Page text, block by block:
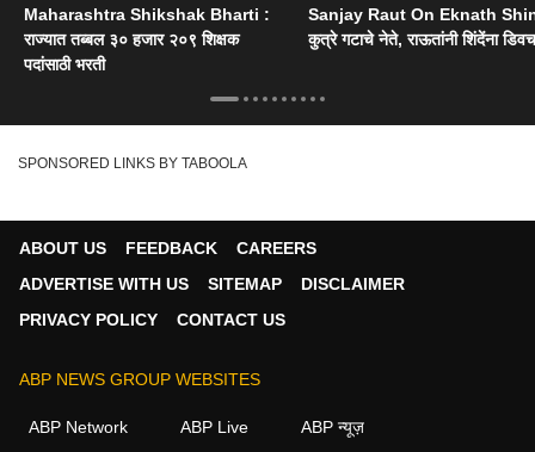
Maharashtra Shikshak Bharti :
राज्यात तब्बल ३० हजार २०९ शिक्षक
पदांसाठी भरती
Sanjay Raut On Eknath
कुत्रे गटाचे नेते, राऊतांनी शिंदेंना
SPONSORED LINKS BY TABOOLA
ABOUT US FEEDBACK
CAREERS
ADVERTISE WITH US
SITEMAP
DISCLAIMER
PRIVACY POLICY
CONTACT US
ABP NEWS GROUP WEBSITES
ABP Network ABP Live ABP न्यूज़